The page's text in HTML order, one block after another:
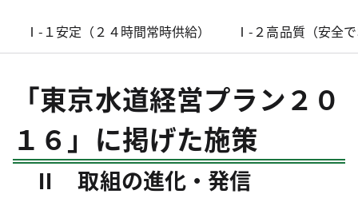
Ⅰ-１安定（２４時間常時供給） Ⅰ-２高品質（安全
「東京水道経営プラン２０
１６」に掲げた施策
Ⅱ 取組の進化・発信